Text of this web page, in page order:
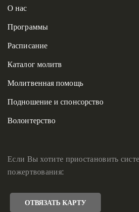
О нас
Программы
Расписание
Каталог молитв
Молитвенная помощь
Подношение и спонсорство
Волонтерство
Если Вы хотите приостановить
пожертвования:
ОТВЯЗАТЬ КАРТУ